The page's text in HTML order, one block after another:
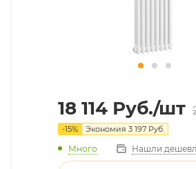
18 114 Руб./шт
-15% Экономия 3 197 Руб.
Много Нашли